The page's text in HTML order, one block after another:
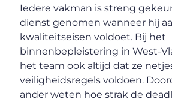
Iedere vakman is streng
dienst genomen wanneer hij
kwaliteitseisen voldoet. Bij het
binnenbepleistering in West-
het team ook altijd dat ze
veiligheidsregels voldoen.
ander weten hoe strak de